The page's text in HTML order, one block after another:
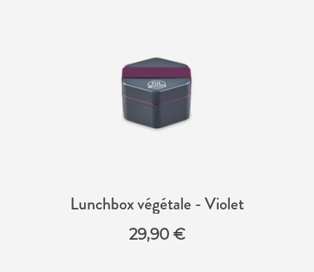
Lunchbox végétale - Violet
29,90€